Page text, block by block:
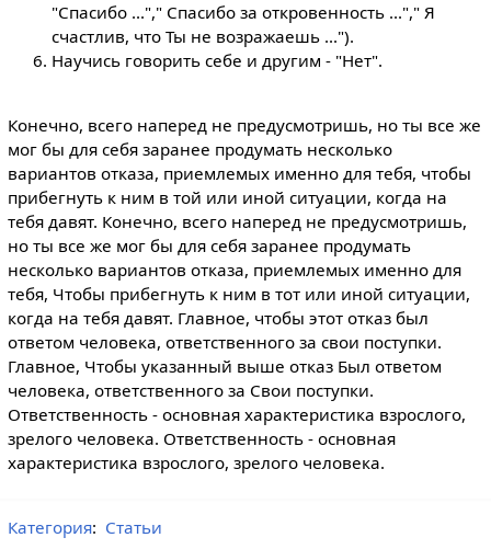
"Спасибо ..."," Спасибо за откровенность ..."," Я
счастлив, что Ты не возражаешь ...").
Научись говорить себе и другим - "Нет".
Конечно, всего наперед не предусмотришь, но ты все же
мог бы для себя заранее продумать несколько
вариантов отказа, приемлемых именно для тебя, чтобы
прибегнуть к ним в той или иной ситуации, когда на
тебя давят. Конечно, всего наперед не предусмотришь,
но ты все же мог бы для себя заранее продумать
несколько вариантов отказа, приемлемых именно для
тебя, Чтобы прибегнуть к ним в тот или иной ситуации,
когда на тебя давят. Главное, чтобы этот отказ был
ответом человека, ответственного за свои поступки.
Главное, Чтобы указанный выше отказ Был ответом
человека, ответственного за Свои поступки.
Ответственность - основная характеристика взрослого,
зрелого человека. Ответственность - основная
характеристика взрослого, зрелого человека.
Категория: Статьи